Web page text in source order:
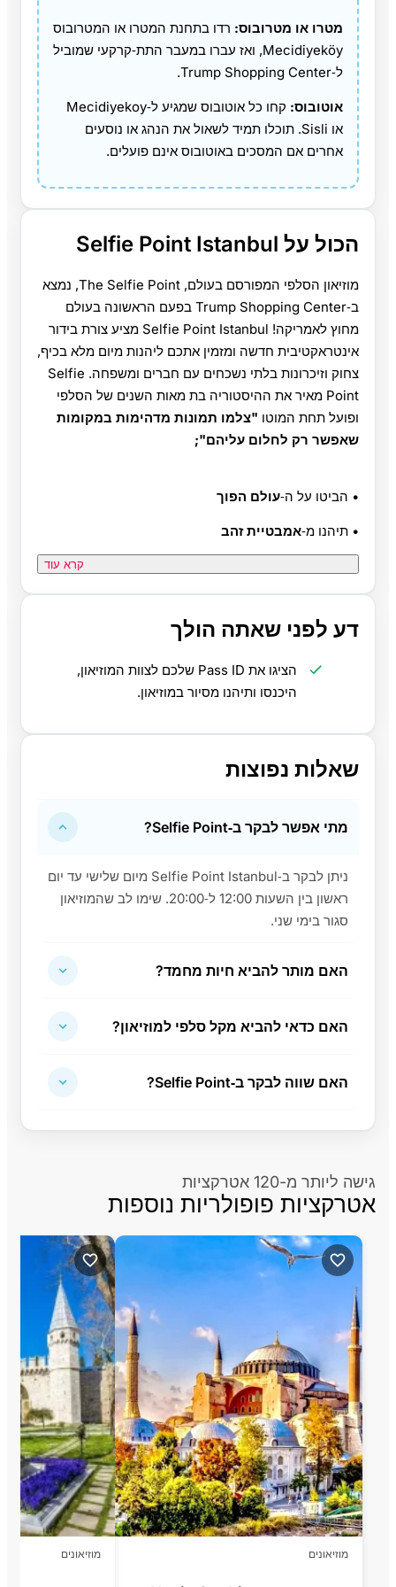
מטרו או מטרובוס: רדו בתחנת המטרו או המטרובוס
Mecidiyeköy, ואז עברו במעבר התת‑קרקעי שמוביל
ל‑Trump Shopping Center.
אוטובוס:
קחו כל אוטובוס שמגיע ל‑Mecidiyekoy
או Sisli. תוכלו תמיד לשאול את הנהג או נוסעים
אחרים אם המסכים באוטובוס אינם פועלים.
הכול על Selfie Point Istanbul
מוזיאון הסלפי המפורסם בעולם, The Selfie Point, נמצא
ב‑Trump Shopping Center בפעם הראשונה בעולם
מחוץ לאמריקה! Selfie Point Istanbul מציע צורת בידור
אינטראקטיבית חדשה ומזמין אתכם ליהנות מיום מלא בכיף,
צחוק וזיכרונות בלתי נשכחים עם חברים ומשפחה. Selfie
Point מאיר את ההיסטוריה בת מאות השנים של הסלפי
ופועל תחת המוטו "צלמו תמונות מדהימות במקומות
שאפשר רק לחלום עליהם";
• הביטו על ה‑עולם הפוך
• תיהנו מ‑אמבטיית זהב
קרא עוד
דע לפני שאתה הולך
הציגו את Pass ID שלכם לצוות המוזיאון,
היכנסו ותיהנו מסיור במוזיאון.
שאלות נפוצות
מתי אפשר לבקר ב‑Selfie Point?
ניתן לבקר ב‑Selfie Point Istanbul מיום שלישי עד יום
ראשון בין השעות 12:00 ל‑20:00. שימו לב שהמוזיאון
סגור בימי שני.
האם מותר להביא חיות מחמד?
האם כדאי להביא מקל סלפי למוזיאון?
האם שווה לבקר ב‑Selfie Point?
גישה ליותר מ-120 אטרקציות
אטרקציות פופולריות נוספות
מוזיאונים מוזיאונים